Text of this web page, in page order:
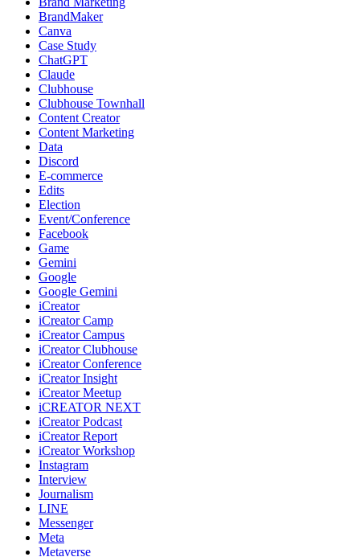
BrandMaker
Canva
Case Study
ChatGPT
Claude
Clubhouse
Clubhouse Townhall
Content Creator
Content Marketing
Data
Discord
E-commerce
Edits
Election
Event/Conference
Facebook
Game
Gemini
Google
Google Gemini
iCreator
iCreator Camp
iCreator Campus
iCreator Clubhouse
iCreator Conference
iCreator Insight
iCreator Meetup
iCREATOR NEXT
iCreator Podcast
iCreator Report
iCreator Workshop
Instagram
Interview
Journalism
LINE
Messenger
Meta
Metaverse